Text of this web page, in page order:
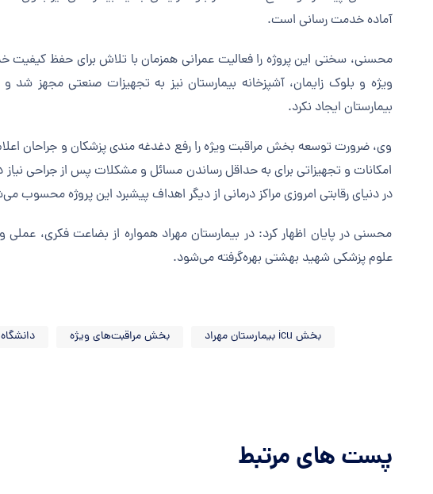
آماده خدمت رسانی است.
محسنی، سختی این پروژه را فعالیت عمرانی همزمان با تلاش برای حفظ
ویژه و بلوک زایمان، آشپزخانه بیمارستان نیز به تجهیزات صنعتی مجهز شد
بیمارستان ایجاد نکرد.
وی، ضرورت توسعه بخش مراقبت ویژه را رفع دغدغه مندی پزشکان و جراحان
امکانات و تجهیزاتی برای به حداقل رساندن مسائل و مشکلات پس از جراحی نیاز
در دنیای رقابتی امروزی مراکز درمانی از دیگر اهداف پیشبرد این پروژه محسوب
محسنی در پایان اظهار کرد: در بیمارستان مهراد همواره از بضاعت فکری،
علوم پزشکی شهید بهشتی بهره‌گرفته می‌شود.
بخش icu بیمارستان مهراد بخش مراقبت‌های ویژه
پست های مرتبط